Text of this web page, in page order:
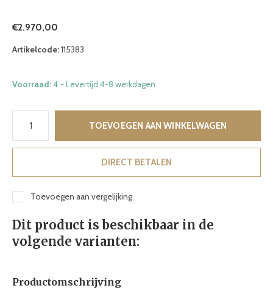
€2.970,00
Artikelcode:115383
Voorraad: 4 - Levertijd 4-8 werkdagen
TOEVOEGEN AAN WINKELWAGEN
DIRECT BETALEN
Toevoegen aan vergelijking
Dit product is beschikbaar in de
volgende varianten:
Productomschrijving